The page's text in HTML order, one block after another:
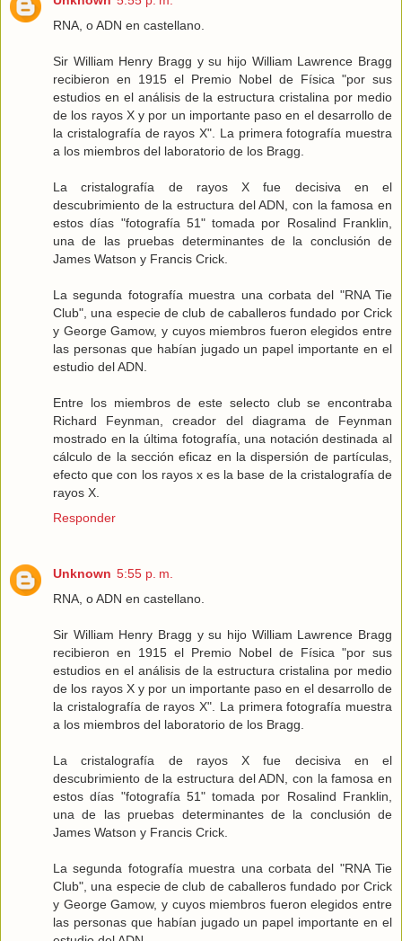
RNA, o ADN en castellano.
Sir William Henry Bragg y su hijo William Lawrence Bragg
recibieron en 1915 el Premio Nobel de Física "por sus
estudios en el análisis de la estructura cristalina por medio
de los rayos X y por un importante paso en el desarrollo de
la cristalografía de rayos X". La primera fotografía muestra
a los miembros del laboratorio de los Bragg.
La cristalografía de rayos X fue decisiva en el
descubrimiento de la estructura del ADN, con la famosa en
estos días "fotografía 51" tomada por Rosalind Franklin,
una de las pruebas determinantes de la conclusión de
James Watson y Francis Crick.
La segunda fotografía muestra una corbata del "RNA Tie
Club", una especie de club de caballeros fundado por Crick
y George Gamow, y cuyos miembros fueron elegidos entre
las personas que habían jugado un papel importante en el
estudio del ADN.
Entre los miembros de este selecto club se encontraba
Richard Feynman, creador del diagrama de Feynman
mostrado en la última fotografía, una notación destinada al
cálculo de la sección eficaz en la dispersión de partículas,
efecto que con los rayos x es la base de la cristalografía de
rayos X.
Responder
Unknown 5:55 p. m.
RNA, o ADN en castellano.
Sir William Henry Bragg y su hijo William Lawrence Bragg
recibieron en 1915 el Premio Nobel de Física "por sus
estudios en el análisis de la estructura cristalina por medio
de los rayos X y por un importante paso en el desarrollo de
la cristalografía de rayos X". La primera fotografía muestra
a los miembros del laboratorio de los Bragg.
La cristalografía de rayos X fue decisiva en el
descubrimiento de la estructura del ADN, con la famosa en
estos días "fotografía 51" tomada por Rosalind Franklin,
una de las pruebas determinantes de la conclusión de
James Watson y Francis Crick.
La segunda fotografía muestra una corbata del "RNA Tie
Club", una especie de club de caballeros fundado por Crick
y George Gamow, y cuyos miembros fueron elegidos entre
las personas que habían jugado un papel importante en el